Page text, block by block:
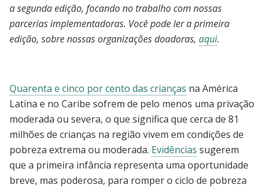
a segunda edição, focando no trabalho com nossas
parcerias implementadoras. Você pode ler a primeira
edição, sobre nossas organizações doadoras, aqui.
Quarenta e cinco por cento das crianças na América
Latina e no Caribe sofrem de pelo menos uma privação
moderada ou severa, o que significa que cerca de 81
milhões de crianças na região vivem em condições de
pobreza extrema ou moderada. Evidências sugerem
que a primeira infância representa uma oportunidade
breve, mas poderosa, para romper o ciclo de pobreza